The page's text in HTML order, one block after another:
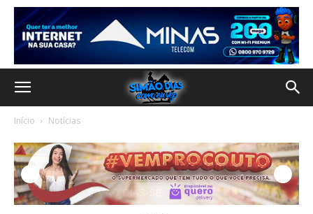
Início Notícias